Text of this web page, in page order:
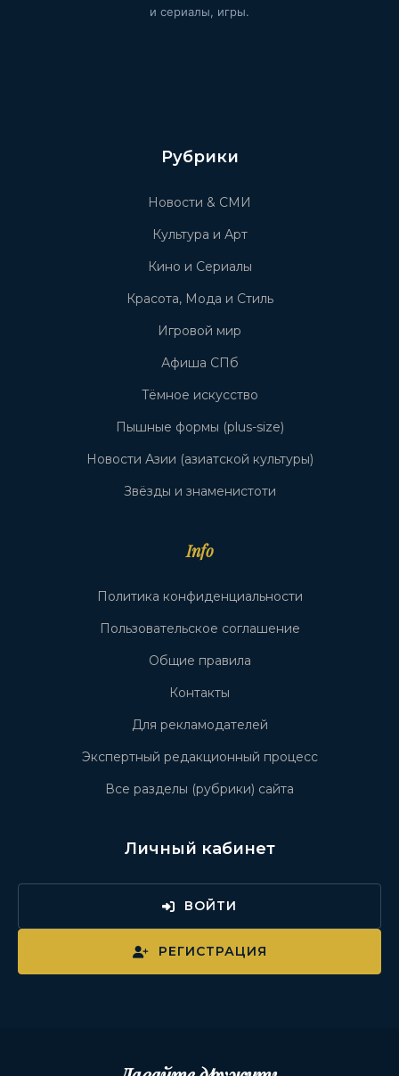
и сериалы, игры.
Рубрики
Новости & СМИ
Культура и Арт
Кино и Сериалы
Красота, Мода и Стиль
Игровой мир
Афиша СПб
Тёмное искусство
Пышные формы (plus-size)
Новости Азии (азиатской культуры)
Звёзды и знаменистоти
Info
Политика конфиденциальности
Пользовательское соглашение
Общие правила
Контакты
Для рекламодателей
Экспертный редакционный процесс
Все разделы (рубрики) сайта
Личный кабинет
ВОЙТИ
РЕГИСТРАЦИЯ